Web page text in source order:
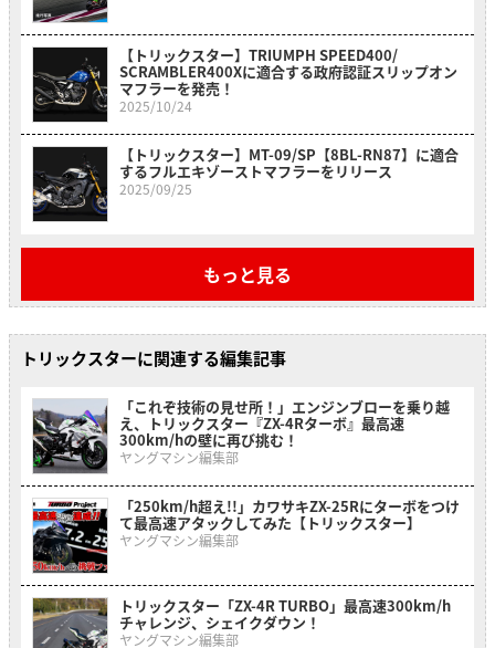
【トリックスター】TRIUMPH SPEED400/
SCRAMBLER400Xに適合する政府認証スリップオン
マフラーを発売！
2025/10/24
【トリックスター】MT-09/SP【8BL-RN87】に適合
するフルエキゾーストマフラーをリリース
2025/09/25
もっと見る
トリックスターに関連する編集記事
「これぞ技術の見せ所！」エンジンブローを乗り越
え、トリックスター『ZX-4Rターボ』最高速
300km/hの壁に再び挑む！
ヤングマシン編集部
「250km/h超え!!」カワサキZX-25Rにターボをつけ
て最高速アタックしてみた【トリックスター】
ヤングマシン編集部
トリックスター「ZX-4R TURBO」最高速300km/h
チャレンジ、シェイクダウン！
ヤングマシン編集部